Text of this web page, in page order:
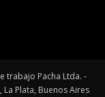
trabajo Pacha Ltda. -
Plata, Buenos Aires